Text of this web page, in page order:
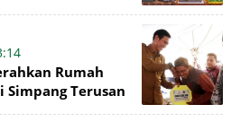
Rumah
Simpang Terusan